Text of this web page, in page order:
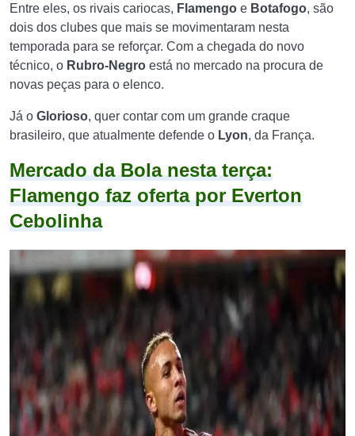
Entre eles, os rivais cariocas, Flamengo e Botafogo, são
dois dos clubes que mais se movimentaram nesta
temporada para se reforçar. Com a chegada do novo
técnico, o Rubro-Negro está no mercado na procura de
novas peças para o elenco.
Já o Glorioso, quer contar com um grande craque
brasileiro, que atualmente defende o Lyon, da França.
Mercado da Bola nesta terça:
Flamengo faz oferta por Everton
Cebolinha